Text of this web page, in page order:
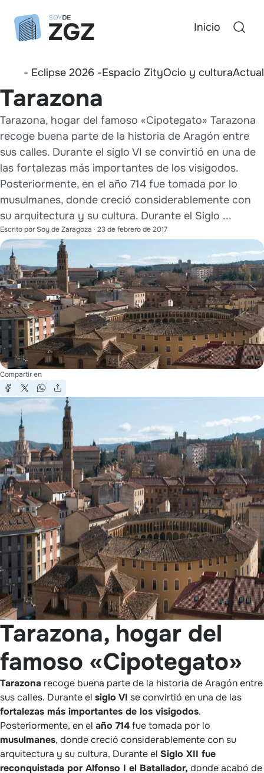
Inicio
- Eclipse 2026 -Espacio ZityOcio y cultura
Tarazona
Tarazona, hogar del famoso «Cipotegato» Tarazona
recoge buena parte de la historia de Aragón entre
sus calles. Durante el siglo VI se convirtió en una de
las fortalezas más importantes de los visigodos.
Posteriormente, en el año 714 fue tomada por lo
musulmanes, donde creció considerablemente con
su arquitectura y su cultura. Durante el Siglo ...
Escrito porSoy de Zaragoza · 23 de febrero de 2017
Compartir en
Tarazona, hogar del
famoso «Cipotegato»
Tarazona recoge buena parte de la historia de Aragón entre
sus calles. Durante el siglo VI se convirtió en una de las
fortalezas más importantes de los visigodos.
Posteriormente, en el año 714fue tomada por lo
musulmanes, donde creció considerablemente con su
arquitectura y su cultura. Durante el Siglo XII fue
reconquistada por Alfonso I el Batallador, donde acabó de